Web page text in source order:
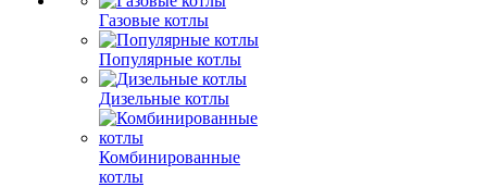
Газовые котлы
Популярные котлы
Дизельные котлы
Комбинированные
котлы